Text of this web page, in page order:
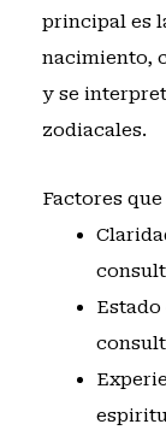
principal es
nacimiento,
y se
zodiacales.
Factores